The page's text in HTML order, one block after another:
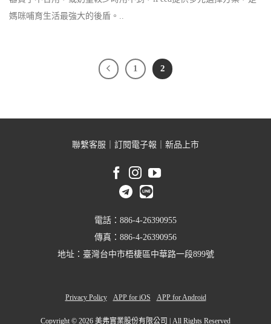
媽咪哺育生活最強大的後盾。..
1 2
聯繫客服 訂閱電子報 新品上市
電話：886-4-26390955
傳真：886-4-26390956
地址：臺灣台中市梧棲區中華路一段899號
Privacy Policy APP for iOS APP for Android
Copyright © 2026 美弗實業股份有限公司 | All Rights Reserved